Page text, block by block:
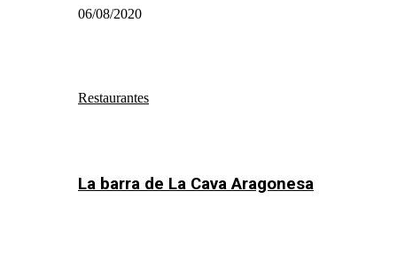
06/08/2020
Restaurantes
La barra de La Cava Aragonesa